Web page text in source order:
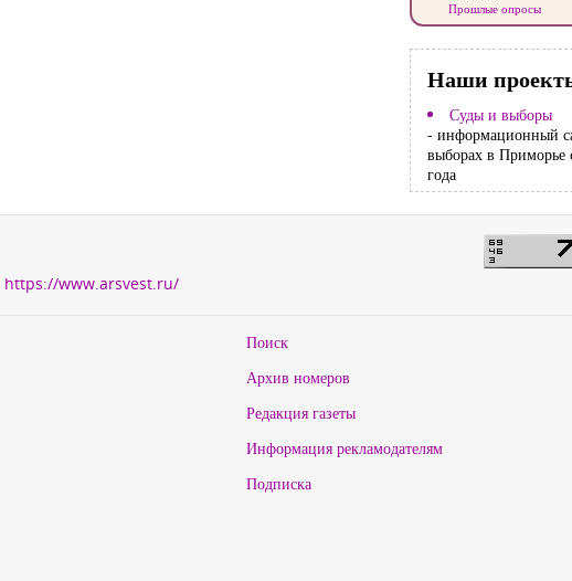
Прошлые опросы
Наши
Суды и выборы
- информационный
выборах в Приморье
года
https://www.arsvest.ru/
Поиск
Архив номеров
Редакция газеты
Информация рекламодателям
Подписка